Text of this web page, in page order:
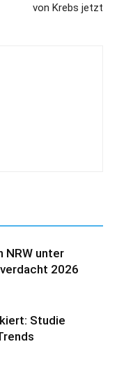
von Krebs jetzt
NRW unter
2026
Studie